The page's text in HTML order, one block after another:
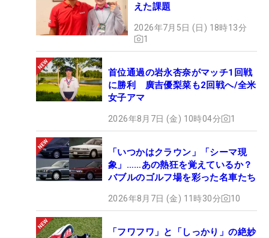
えた課題
2026年7月5日 (日) 18時13分
1
首位通過の岩永杏奈がマッチ1回戦
に勝利 廣吉優梨菜も2回戦へ/全米
女子アマ
2026年8月7日 (金) 10時04分 1
「いつかはクラウン」「シーマ現
象」……あの熱狂を覚えているか？
バブルのゴルフ場を彩った名車たち
2026年8月7日 (金) 11時30分 10
「フワフワ」と「しっかり」の絶妙